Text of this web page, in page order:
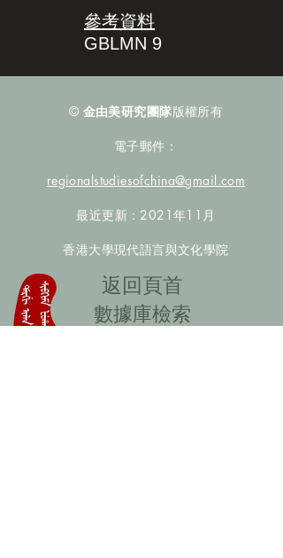
參考資料
GBLMN 9
© 金由美研究團隊版權所有
電子郵件：
regionalstudiesofchina@gmail.com
最近更新：2021年11月
香港大學現代語言與文化學院
​返回頁首
數據庫檢索